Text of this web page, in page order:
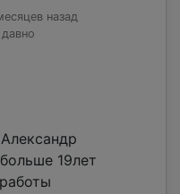
назад
19лет